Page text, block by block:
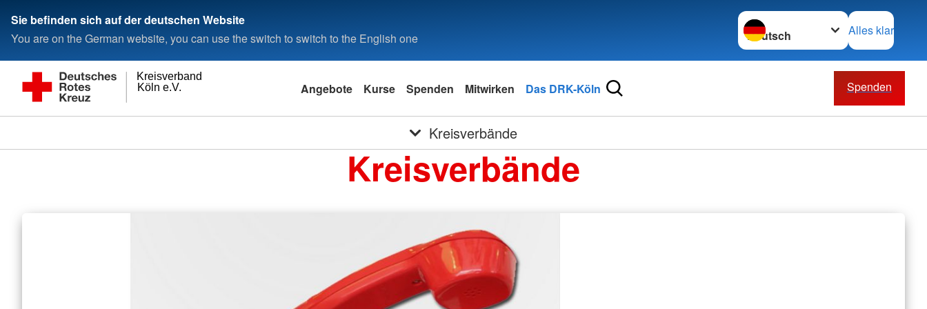
Sie befinden sich auf der deutschen Website
You are on the German website, you can use the switch to switch to the English one
Sprache wechseln zu
Alles klar
Köln e.V.
Kreisverband
Angebote Kurse Spenden Mitwirken Das DRK-Köln Spenden
Kreisverbände
Kreisverbände